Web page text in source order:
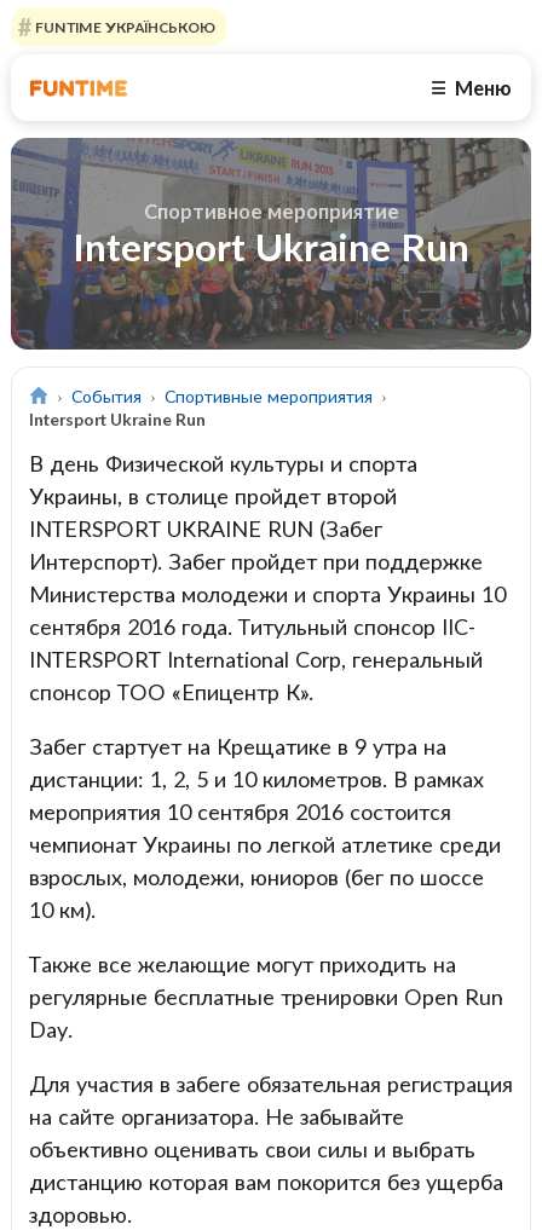
FUNTIME УКРАЇНСЬКОЮ
☰ Меню
Спортивное мероприятие
Intersport Ukraine Run
События
Спортивные мероприятия
Intersport Ukraine Run
В день Физической культуры и спорта
Украины, в столице пройдет второй
INTERSPORT UKRAINE RUN (Забег
Интерспорт). Забег пройдет при поддержке
Министерства молодежи и спорта Украины 10
сентября 2016 года. Титульный спонсор IIC-
INTERSPORT International Corр, генеральный
спонсор ТОО «Епицентр К».
Забег стартует на Крещатике в 9 утра на
дистанции: 1, 2, 5 и 10 километров. В рамках
мероприятия 10 сентября 2016 состоится
чемпионат Украины по легкой атлетике среди
взрослых, молодежи, юниоров (бег по шоссе
10 км).
Также все желающие могут приходить на
регулярные бесплатные тренировки Open Run
Day.
Для участия в забеге обязательная регистрация
на сайте организатора. Не забывайте
объективно оценивать свои силы и выбрать
дистанцию которая вам покорится без ущерба
здоровью.